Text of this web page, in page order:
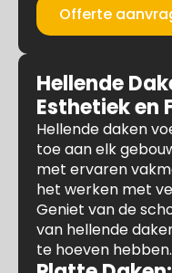
Offerte
Hellende
Esthetiek en
Hellende daken
toe aan elk
met ervaren
het werken met
Geniet van de
van hellende
te hoeven hebben.